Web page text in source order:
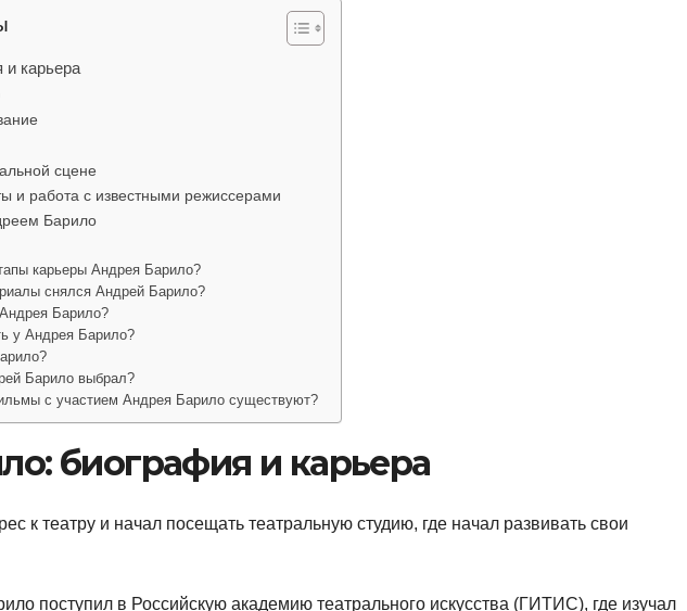
карьера
сцене
и работа с известными режиссерами
Барило
карьеры Андрея Барило?
снялся Андрей Барило?
Барило?
у Андрея Барило?
Барило выбрал?
с участием Андрея Барило существуют?
биография и карьера
к театру и начал посещать театральную студию, где начал развивать свои
поступил в Российскую академию театрального искусства (ГИТИС), где изучал